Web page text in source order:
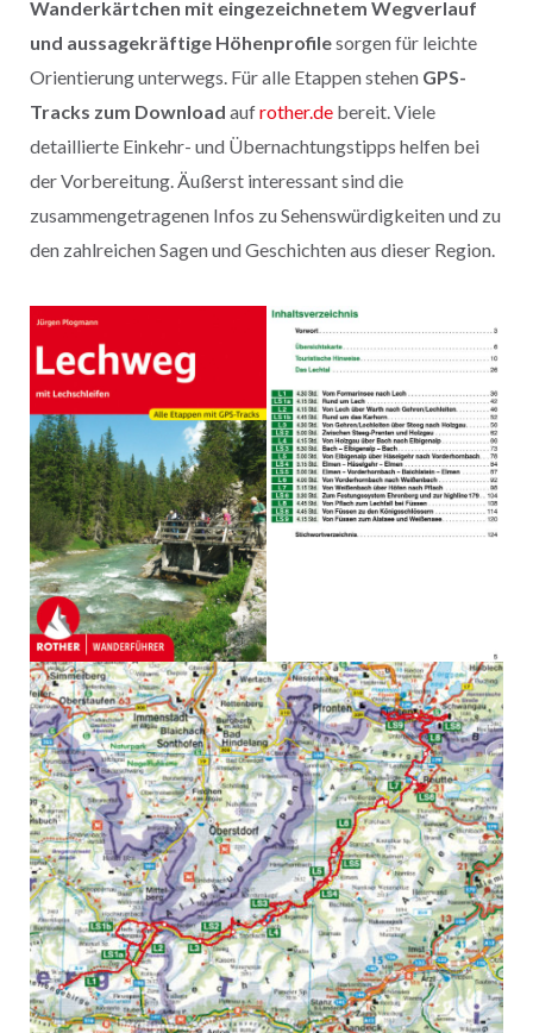
Wanderkärtchen mit eingezeichnetem Wegverlauf
und aussagekräftige Höhenprofilesorgen für leichte
Orientierung unterwegs. Für alle Etappen stehen GPS-
Tracks zum Download aufrother.de bereit. Viele
detaillierte Einkehr- und Übernachtungstipps helfen bei
der Vorbereitung. Äußerst interessant sind die
zusammengetragenen Infos zu Sehenswürdigkeiten und zu
den zahlreichen Sagen und Geschichten aus dieser Region.